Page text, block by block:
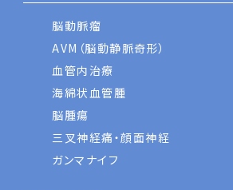
脳動脈瘤
AVM（脳動静脈奇形）
血管内治療
海綿状血管腫
脳腫瘍
三叉神経痛・顔面神経
ガンマナイフ